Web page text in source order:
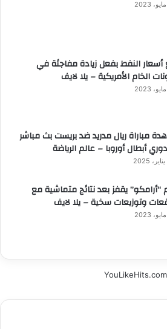
أسعار النفط بفعل زيادة مفاجئة في
الخام الأمريكية – يلا لايف
مباراة ريال مدريد ضد بريست بث مباشر
أبطال أوروبا – عالم الرياضة
يقفز بعد نتائج متماشية مع
وتوزيعات سخية – يلا لايف
YouLikeHits.com